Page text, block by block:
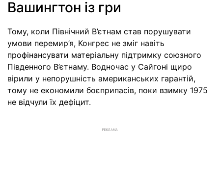
Вашингтон із гри
Тому, коли Північний В’єтнам став порушувати
умови перемир’я, Конгрес не зміг навіть
профінансувати матеріальну підтримку союзного
Південного В’єтнаму. Водночас у Сайгоні щиро
вірили у непорушність американських гарантій,
тому не економили боєприпасів, поки взимку 1975
не відчули їх дефіцит.
РЕКЛАМА